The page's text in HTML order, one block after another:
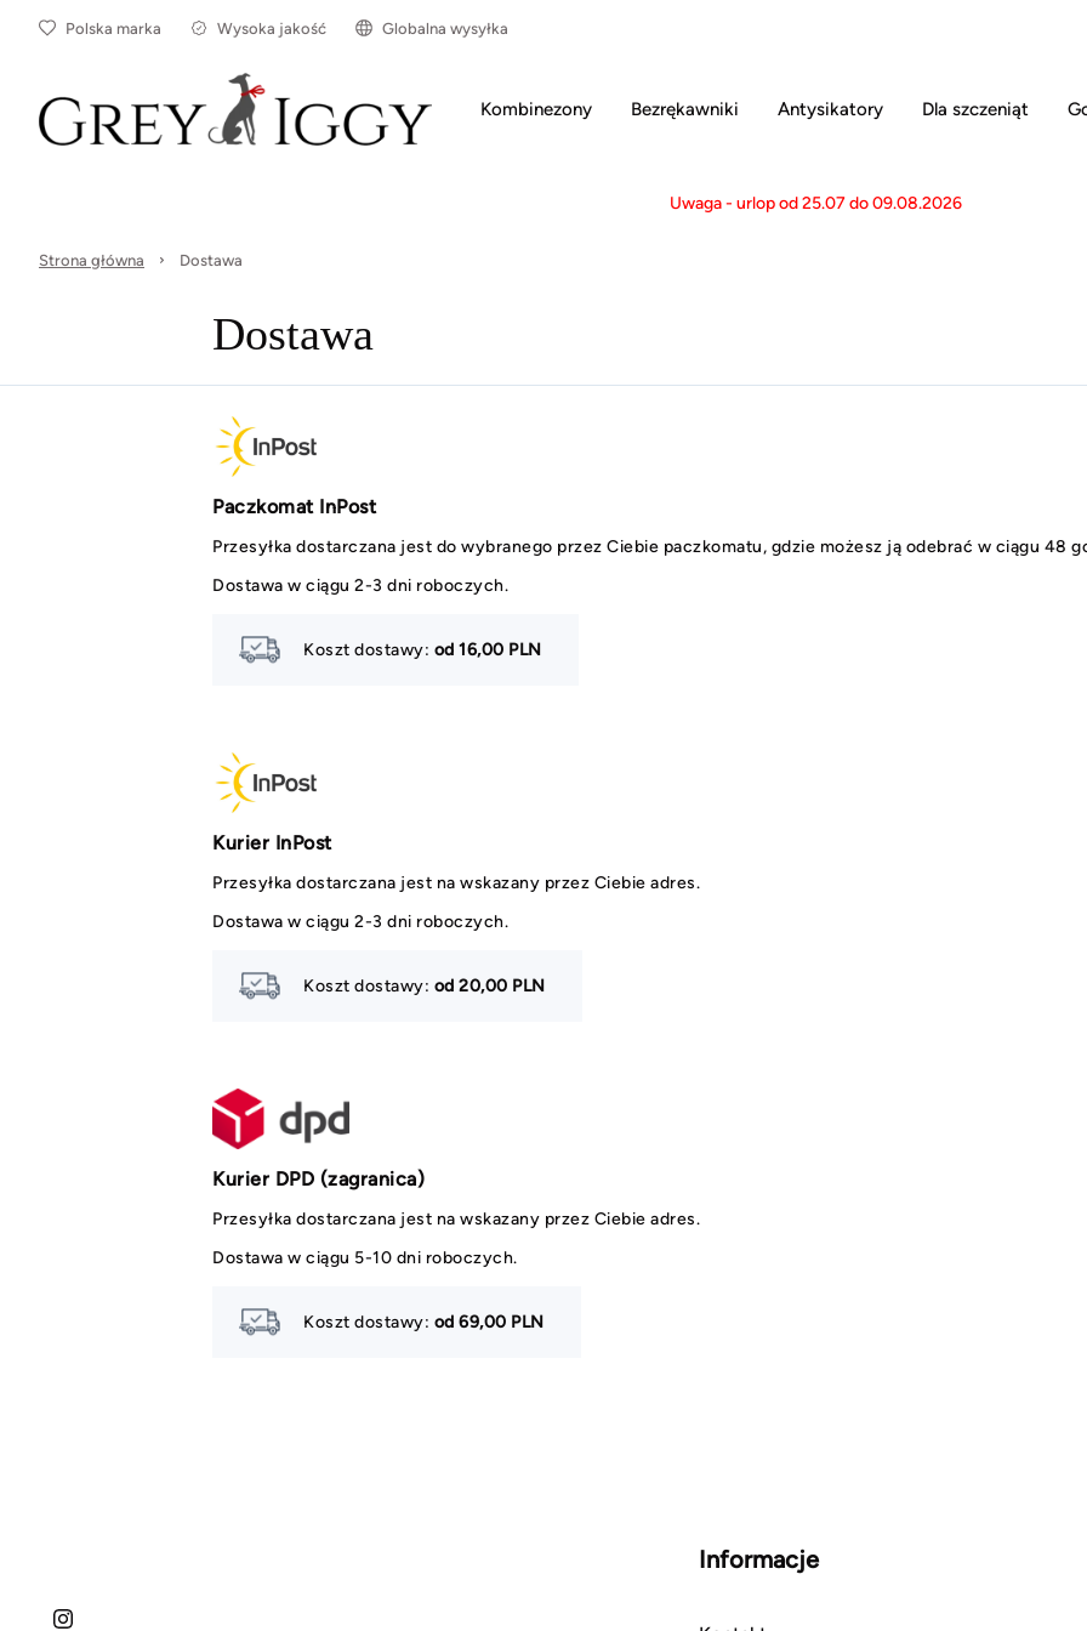
Polska marka Wysoka jakość Globalna wysyłka
Kombinezony Bezrękawniki Antysikatory Dla szczeniąt
Uwaga - urlop od 25.07 do 09.08.2026
Strona główna Dostawa
Dostawa
Paczkomat InPost
Przesyłka dostarczana jest do wybranego przez Ciebie paczkomatu, gdzie możesz ją odebrać w ciągu 48
Dostawa w ciągu 2-3 dni roboczych.
Koszt dostawy: od 16,00 PLN
Kurier InPost
Przesyłka dostarczana jest na wskazany przez Ciebie adres.
Dostawa w ciągu 2-3 dni roboczych.
Koszt dostawy: od 20,00 PLN
Kurier DPD (zagranica)
Przesyłka dostarczana jest na wskazany przez Ciebie adres.
Dostawa w ciągu 5-10 dni roboczych.
Koszt dostawy: od 69,00 PLN
Informacje